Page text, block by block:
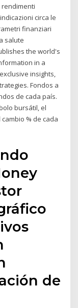
rendimenti
circa le
finanziari
salute
the world's
in a
insights,
Fondos a
de cada país.
bursátil, el
% de cada
de